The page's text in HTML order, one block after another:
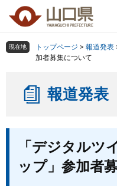
の
ー
組織で探す
くらし・環境
検索の仕方 組織で探す
現在地 トップページ > 報道発表
加者募集について
報道発表
「デジタルツ
ップ」参加者